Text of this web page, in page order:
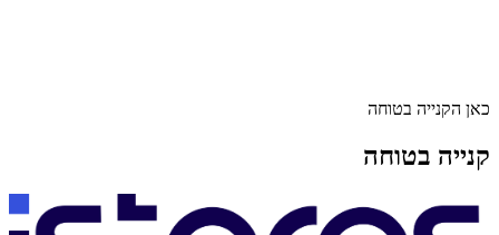
כאן הקנייה בטוחה
קנייה בטוחה